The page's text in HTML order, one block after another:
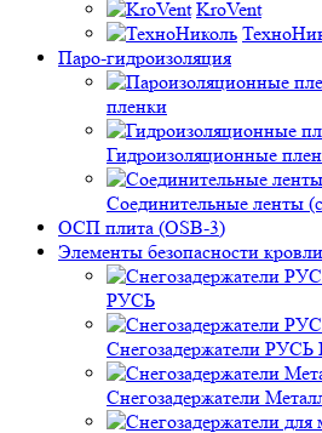
KroVent
Паро-гидроизоляция
пленки
Гидроизоляционные
Соединительные ленты
ОСП плита (OSB-3)
Элементы безопасности кровли
РУСЬ
Снегозадержатели РУСЬ
Снегозадержатели